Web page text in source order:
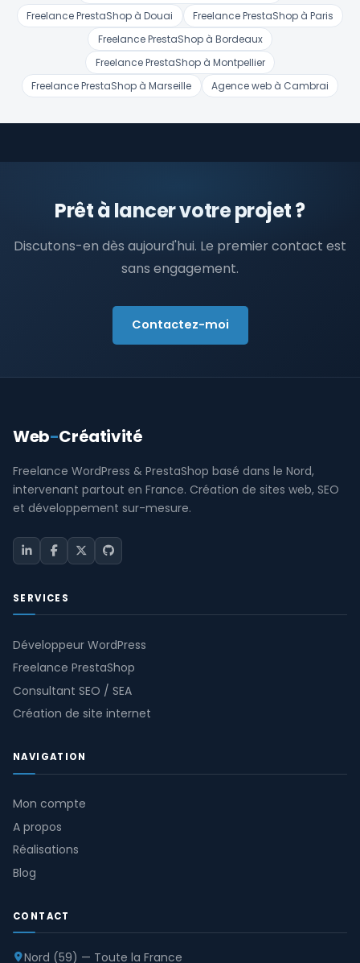
Freelance PrestaShop à Douai
Freelance PrestaShop à Paris
Freelance PrestaShop à Bordeaux
Freelance PrestaShop à Montpellier
Freelance PrestaShop à Marseille
Agence web à Cambrai
Prêt à lancer votre projet ?
Discutons-en dès aujourd'hui. Le premier contact est
sans engagement.
Contactez-moi
Web-Créativité
Freelance WordPress & PrestaShop basé dans le Nord,
intervenant partout en France. Création de sites web, SEO
et développement sur-mesure.
SERVICES
Développeur WordPress
Freelance PrestaShop
Consultant SEO / SEA
Création de site internet
NAVIGATION
Mon compte
A propos
Réalisations
Blog
CONTACT
Nord (59) — Toute la France